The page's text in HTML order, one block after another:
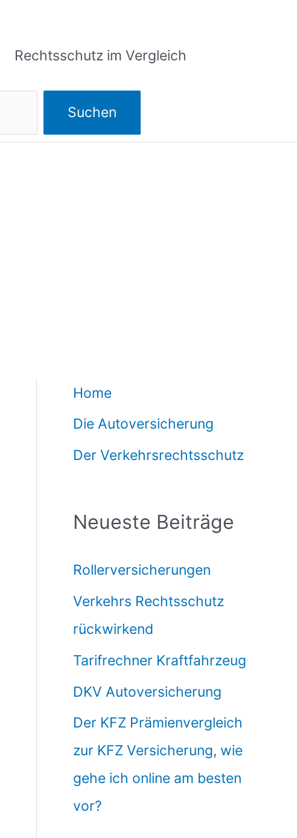
Rechtsschutz im Vergleich
Suchen
Home
Die Autoversicherung
Der Verkehrsrechtsschutz
Neueste Beiträge
Rollerversicherungen
Verkehrs Rechtsschutz
rückwirkend
Tarifrechner Kraftfahrzeug
DKV Autoversicherung
Der KFZ Prämienvergleich
zur KFZ Versicherung, wie
gehe ich online am besten
vor?